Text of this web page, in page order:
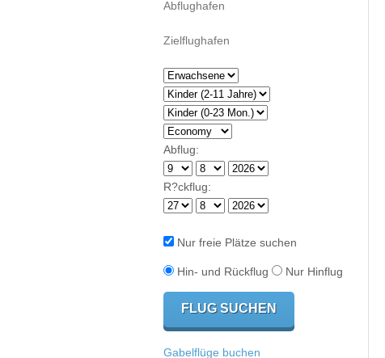
Abflug:
R?ckflug:
Nur freie Plätze suchen
Hin- und Rückflug Nur Hinflug
Gabelflüge buchen